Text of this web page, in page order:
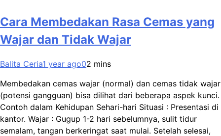
Cara Membedakan Rasa Cemas yang
Wajar dan Tidak Wajar
Balita Ceria1 year ago02 mins
Membedakan cemas wajar (normal) dan cemas tidak wajar
(potensi gangguan) bisa dilihat dari beberapa aspek kunci.
Contoh dalam Kehidupan Sehari-hari Situasi : Presentasi di
kantor. Wajar : Gugup 1-2 hari sebelumnya, sulit tidur
semalam, tangan berkeringat saat mulai. Setelah selesai,